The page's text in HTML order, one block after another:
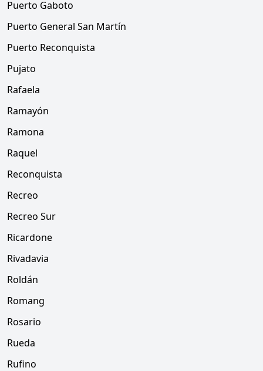
Puerto Gaboto
Puerto General San Martín
Puerto Reconquista
Pujato
Rafaela
Ramayón
Ramona
Raquel
Reconquista
Recreo
Recreo Sur
Ricardone
Rivadavia
Roldán
Romang
Rosario
Rueda
Rufino